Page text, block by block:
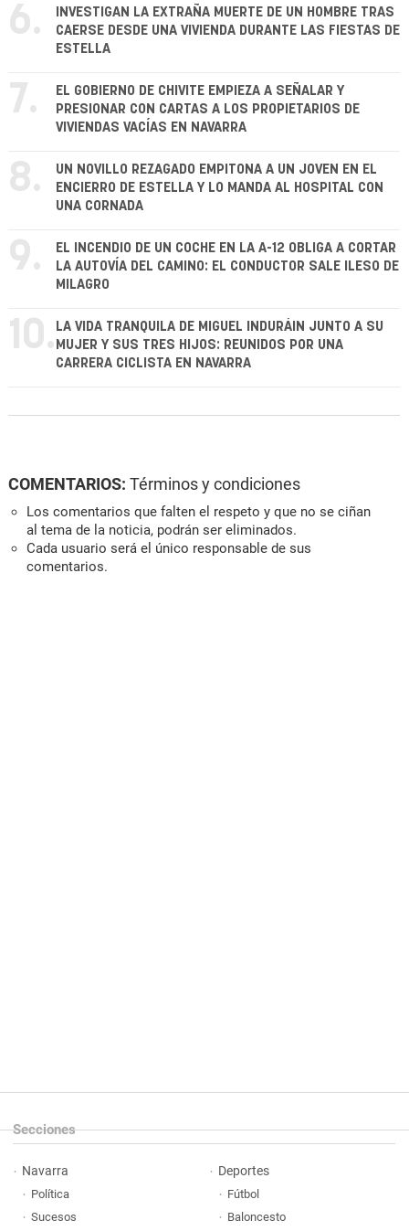
6.
INVESTIGAN LA EXTRAÑA MUERTE DE UN HOMBRE TRAS
CAERSE DESDE UNA VIVIENDA DURANTE LAS FIESTAS DE
ESTELLA
7.
EL GOBIERNO DE CHIVITE EMPIEZA A SEÑALAR Y
PRESIONAR CON CARTAS A LOS PROPIETARIOS DE
VIVIENDAS VACÍAS EN NAVARRA
8.
UN NOVILLO REZAGADO EMPITONA A UN JOVEN EN EL
ENCIERRO DE ESTELLA Y LO MANDA AL HOSPITAL CON
UNA CORNADA
9.
EL INCENDIO DE UN COCHE EN LA A-12 OBLIGA A CORTAR
LA AUTOVÍA DEL CAMINO: EL CONDUCTOR SALE ILESO DE
MILAGRO
10. LA VIDA TRANQUILA DE MIGUEL INDURÁIN JUNTO A SU
MUJER Y SUS TRES HIJOS: REUNIDOS POR UNA
CARRERA CICLISTA EN NAVARRA
COMENTARIOS: Términos y condiciones
Los comentarios que falten el respeto y que no se ciñan
al tema de la noticia, podrán ser eliminados.
Cada usuario será el único responsable de sus
comentarios.
Secciones
Navarra
Política
Sucesos
Deportes
Fútbol
Baloncesto